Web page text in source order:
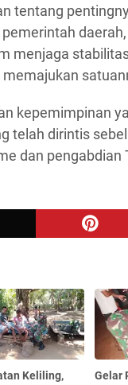
tentang
menjaga
kepemimpinan
telah dirintis
dan pengabdian
Keliling,
Gelar